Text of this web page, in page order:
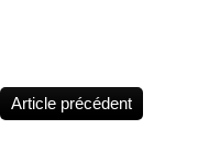
Article précédent